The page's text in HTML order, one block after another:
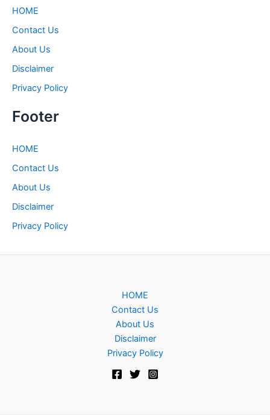
HOME
Contact Us
About Us
Disclaimer
Privacy Policy
Footer
HOME
Contact Us
About Us
Disclaimer
Privacy Policy
HOME
Contact Us
About Us
Disclaimer
Privacy Policy